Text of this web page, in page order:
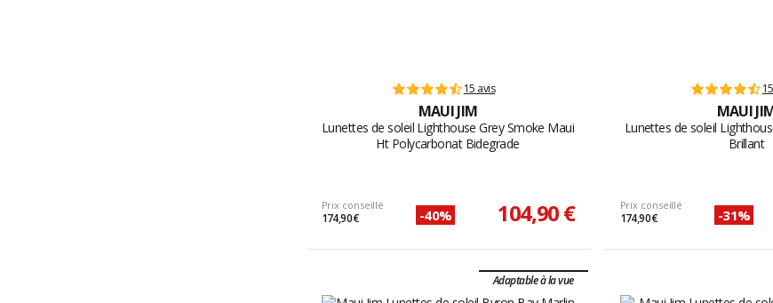
15 avis
MAUI JIM
Lunettes de soleil Lighthouse Grey Smoke Maui
Ht Polycarbonat Bidegrade
Prix conseillé
174,90 € -40% 104,90 €
MAUI
Lunettes de soleil
Brillant
Prix conseillé
174,90 € -31%
Adaptable à la vue